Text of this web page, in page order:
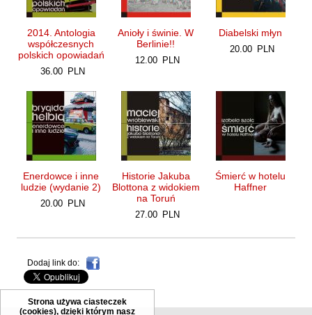
Strona używa ciasteczek
(cookies), dzięki którym nasz
Maślanek Jarosław
Matlachowska-Pala Joanna
Michałowski Piotr
Mickiewicz Anna Maria
Mieczysłavsky Rafał
Mirahina Agnieszka
Mrozek Mirosław
Muszer Dariusz
Niewrzęda Krzysztof
Nowakowska Ewa Elżbieta
Obrąpalska Grażyna
Olak Elżbieta
Olsińska Halszka
2014. Antologia
współczesnych
polskich opowiadań
36.00 PLN
Anioły i świnie. W
Berlinie!!
12.00 PLN
Diabelski młyn
20.00 PLN
Enerdowce i inne
ludzie (wydanie 2)
20.00 PLN
Historie Jakuba
Blottona z widokiem
na Toruń
27.00 PLN
Śmierć w hotelu
Haffner
Dodaj link do: